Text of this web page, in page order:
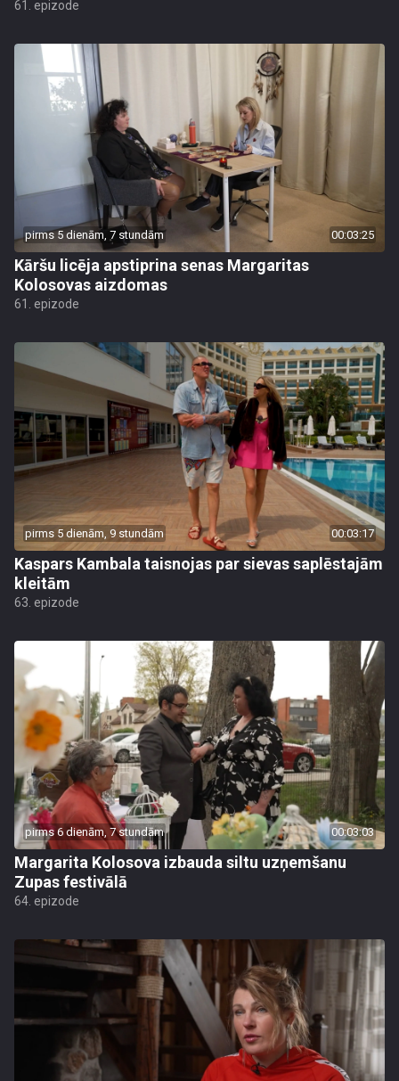
61. epizode
pirms 5 dienām, 7 stundām 00:03:25
Kāršu licēja apstiprina senas Margaritas
Kolosovas aizdomas
61. epizode
pirms 5 dienām, 9 stundām 00:03:17
Kaspars Kambala taisnojas par sievas saplēstajām
kleitām
63. epizode
pirms 6 dienām, 7 stundām 00:03:03
Margarita Kolosova izbauda siltu uzņemšanu
Zupas festivālā
64. epizode